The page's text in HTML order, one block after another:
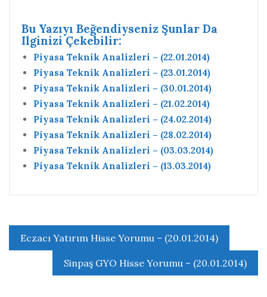
Bu Yazıyı Beğendiyseniz Şunlar Da
Ilginizi Çekebilir:
Piyasa Teknik Analizleri – (22.01.2014)
Piyasa Teknik Analizleri – (23.01.2014)
Piyasa Teknik Analizleri – (30.01.2014)
Piyasa Teknik Analizleri – (21.02.2014)
Piyasa Teknik Analizleri – (24.02.2014)
Piyasa Teknik Analizleri – (28.02.2014)
Piyasa Teknik Analizleri – (03.03.2014)
Piyasa Teknik Analizleri – (13.03.2014)
Yazı
gezinmesi
Eczacı Yatırım Hisse Yorumu – (20.01.2014)
Sinpaş GYO Hisse Yorumu – (20.01.2014)